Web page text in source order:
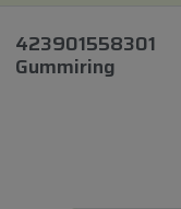
423901558301
Gummiring